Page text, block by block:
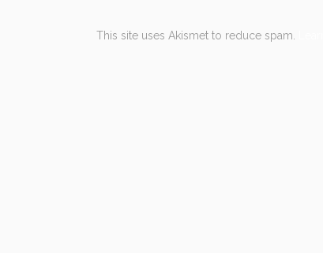
This site uses Akismet to reduce spam.